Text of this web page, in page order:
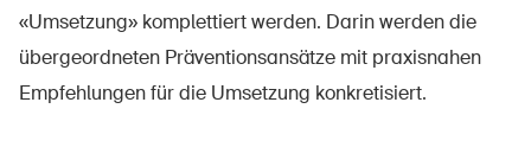
«Umsetzung» komplettiert werden. Darin werden die
übergeordneten Präventionsansätze mit praxisnahen
Empfehlungen für die Umsetzung konkretisiert.